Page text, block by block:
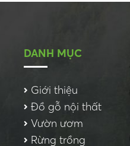
DANH MỤC
Giới thiệu
Đồ gỗ nội thất
Vườn ươm
Rừng trồng